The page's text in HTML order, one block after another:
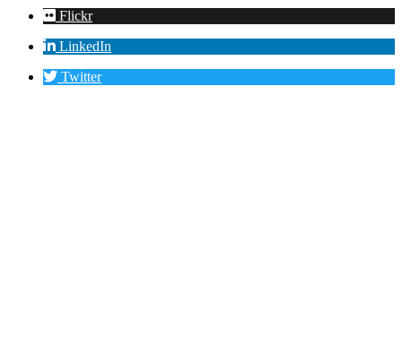
Flickr
LinkedIn
Twitter